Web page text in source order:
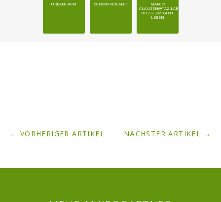
URBANFARM SCHWEMMLAND
MARCO
CLAUSEN@TAZ.LAB
2012 – DAS GUTE
LEBEN
NÄCHSTER ARTIKEL →
← VORHERIGER ARTIKEL